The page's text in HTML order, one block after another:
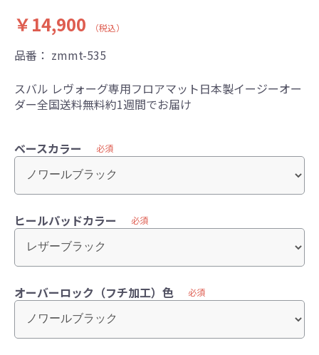
￥14,900
（税込）
品番： zmmt-535
スバル レヴォーグ専用フロアマット日本製イージーオー
ダー全国送料無料約1週間でお届け
ベースカラー 必須
ヒールパッドカラー 必須
オーバーロック（フチ加工）色 必須